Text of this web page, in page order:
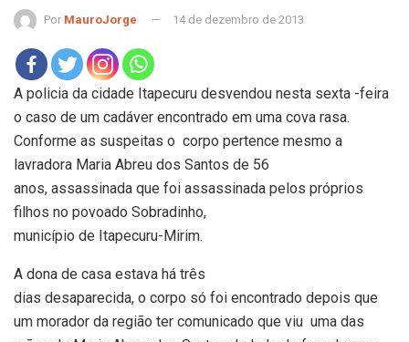
Por MauroJorge 14 de dezembro de 2013
A policia da cidade Itapecuru desvendou nesta sexta -feira
o caso de um cadáver encontrado em uma cova rasa.
Conforme as suspeitas o corpo pertence mesmo a
lavradora Maria Abreu dos Santos de 56
anos, assassinada que foi assassinada pelos próprios
filhos no povoado Sobradinho,
município de Itapecuru-Mirim.
A dona de casa estava há três
dias desaparecida, o corpo só foi encontrado depois que
um morador da região ter comunicado que viu uma das